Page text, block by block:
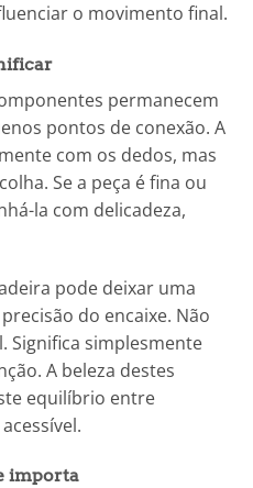
o movimento final.
permanecem
pontos de conexão. A
com os dedos, mas
Se a peça é fina ou
la com delicadeza,
pode deixar uma
do encaixe. Não
Significa simplesmente
A beleza destes
equilíbrio entre
importa